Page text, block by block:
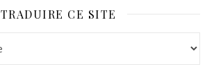
TRADUIRE CE SITE